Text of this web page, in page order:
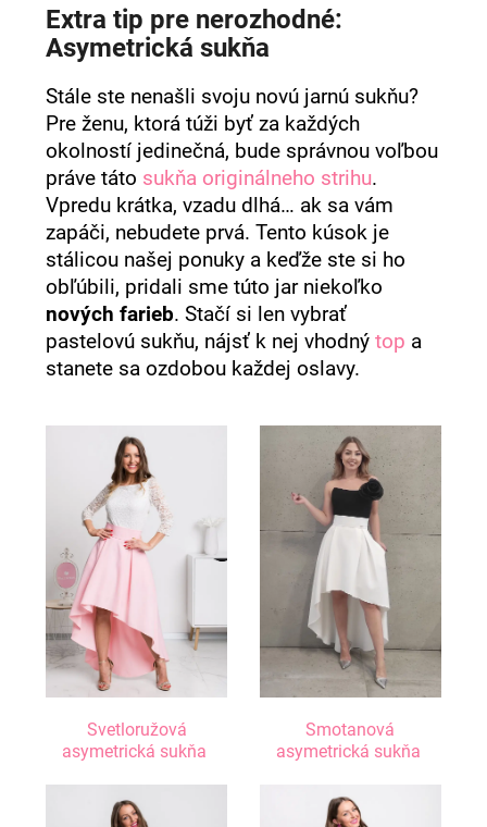
Extra tip pre nerozhodné:
Asymetrická sukňa
Stále ste nenašli svoju novú jarnú sukňu?
Pre ženu, ktorá túži byť za každých
okolností jedinečná, bude správnou voľbou
práve táto sukňa originálneho strihu.
Vpredu krátka, vzadu dlhá… ak sa vám
zapáči, nebudete prvá. Tento kúsok je
stálicou našej ponuky a keďže ste si ho
obľúbili, pridali sme túto jar niekoľko
nových farieb. Stačí si len vybrať
pastelovú sukňu, nájsť k nej vhodnýtop a
stanete sa ozdobou každej oslavy.
Svetloružová
asymetrická sukňa
Smotanová
asymetrická sukňa